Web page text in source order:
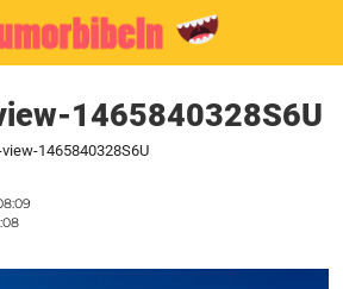
1465840328S6U
1465840328S6U